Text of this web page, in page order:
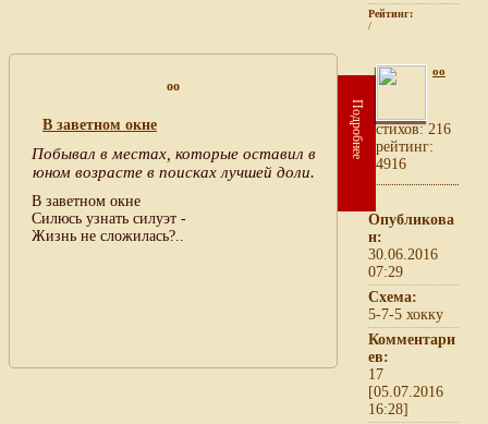
Рейтинг:
/
oo
В заветном окне
Побывал в местах, которые оставил в
юном возрасте в поисках лучшей доли.
В заветном окне
Силюсь узнать силуэт -
Жизнь не сложилась?..
Подробнее
oo
cтихов: 216
рейтинг:
4916
Опубликова
н:
30.06.2016
07:29
Схема:
5-7-5 хокку
Комментари
ев:
17
[05.07.2016
16:28]